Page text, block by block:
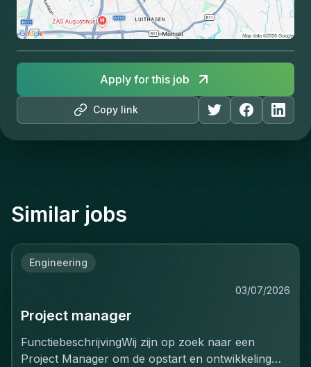
Copy link
Apply for this job
Similar jobs
Engineering
03/07/2026
Project manager
FunctiebeschrijvingWij zijn op zoek naar een
Project Manager om de opstart en ontwikkeling